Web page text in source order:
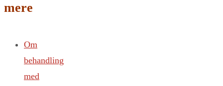
mere
Om
behandling
med